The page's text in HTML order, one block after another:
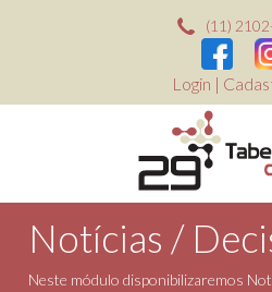
(11)
Login |
Notícias /
Neste módulo disponibilizaremos